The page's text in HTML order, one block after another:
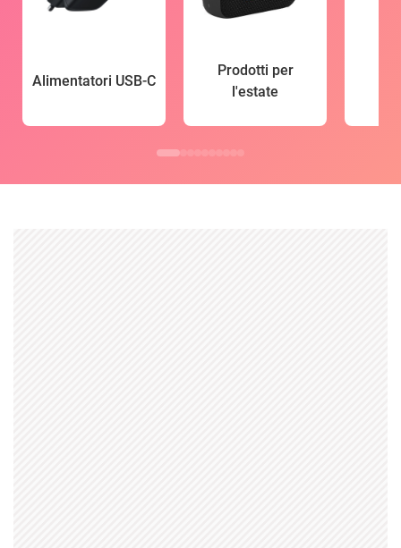
Alimentatori USB-C
Prodotti per
l'estate